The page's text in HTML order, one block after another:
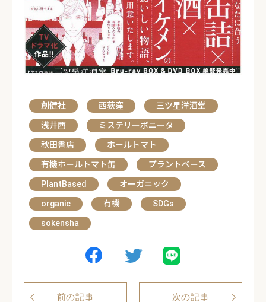
創健社 西荻窪 三ツ星洋酒堂
浅井西 ミステリーボニータ
秋田書店 ホールトマト
有機ホールトマト缶 プラントベース
PlantBased オーガニック
organic 有機 SDGs
sokensha
前の記事 次の記事